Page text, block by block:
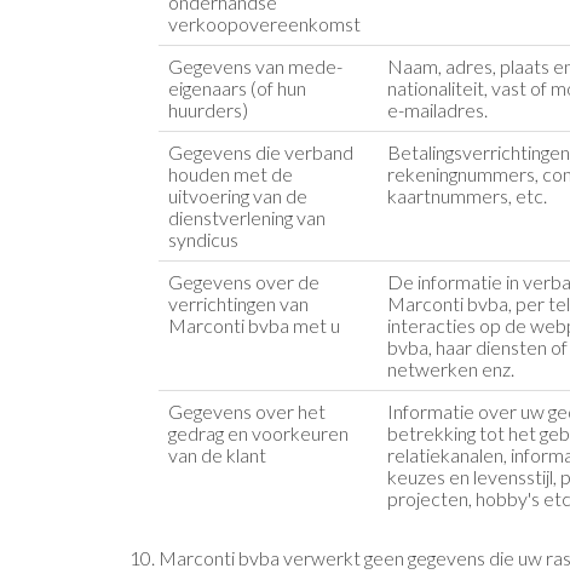
verkoopovereenkomst
Gegevens van mede-
eigenaars (of hun
huurders)
Naam, adres, plaats
nationaliteit, vast of
e-mailadres.
Gegevens die verband
houden met de
uitvoering van de
dienstverlening van
syndicus
rekeningnummers,
kaartnummers, etc.
Gegevens over de
verrichtingen van
Marconti bvba met u
De informatie in
Marconti bvba, per
interacties op de
bvba, haar diensten
netwerken enz.
Gegevens over het
gedrag en voorkeuren
van de klant
Informatie over uw
betrekking tot het
relatiekanalen,
keuzes en levensstijl,
projecten, hobby's
Marconti bvba verwerkt geen gegevens die uw